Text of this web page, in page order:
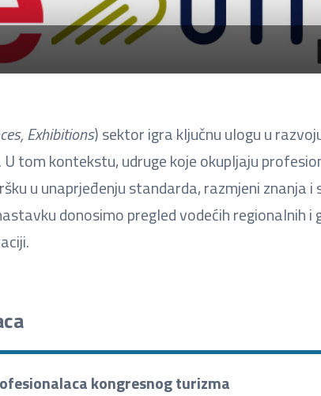
Exhibitions) sektor igra ključnu ulogu u
tom kontekstu, udruge koje okupljaju
u unaprjeđenju standarda, razmjeni znanja
donosimo pregled vodećih regionalnih i
kongresnog turizma